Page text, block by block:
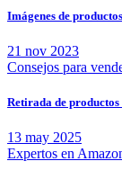
Imágenes de
21 nov 2023
Consejos para
Retirada de productos
13 may 2025
Expertos en